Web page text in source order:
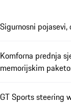
Sigurnosni pojasevi,
Komforna prednja
memorijskim
GT Sports steering